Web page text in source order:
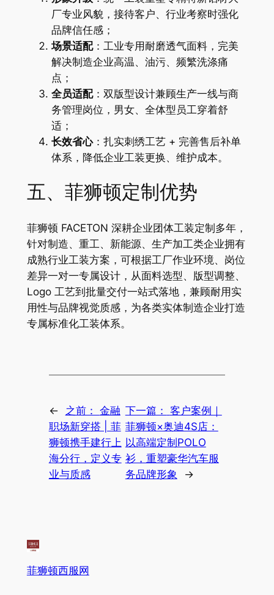
厂专业风貌，接待客户、行业考察时强化
品牌信任感；
场景适配：工业专用耐磨透气面料，完美
解决制造企业高温、油污、频繁洗涤痛
点；
全员适配：双版型设计兼顾生产一线与商
务管理岗位，男女、全体型员工穿着舒
适；
长效省心：扎实刺绣工艺 + 完善售后补单
体系，降低企业工装更换、维护成本。
五、菲狮顿定制优势
菲狮顿 FACETON 深耕企业团体工装定制多年，
针对制造、重工、新能源、生产加工类企业拥有
成熟行业工装方案，可根据工厂作业环境、岗位
差异一对一专属设计，从面料选型、版型调整、
Logo 工艺到批量交付一站式落地，兼顾耐用实
用性与品牌视觉质感，为各类实体制造企业打造
专属标准化工装体系。
← 之前： 金融
职场新穿搭 | 菲
狮顿携手建行上
海分行，定义专
业与质感
下一篇： 客户案例｜
菲狮顿×奥迪4S店：
以高端定制POLO
衫，重塑豪华汽车服
务品牌形象
→
菲狮顿西服网